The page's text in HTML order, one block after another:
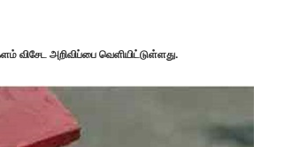
விசேட அறிவிப்பை வெளியிட்டுள்ளது.